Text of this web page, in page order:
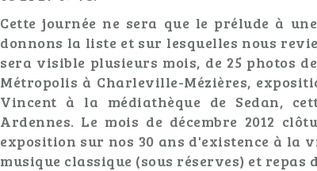
Cette journée ne sera que le prélude à
donnons la liste et sur lesquelles nous
sera visible plusieurs mois, de 25 photos
Métropolis à Charleville-Mézières,
Vincent à la médiathèque de Sedan,
Ardennes. Le mois de décembre 2012
exposition sur nos 30 ans d'existence à la
musique classique (sous réserves) et repas